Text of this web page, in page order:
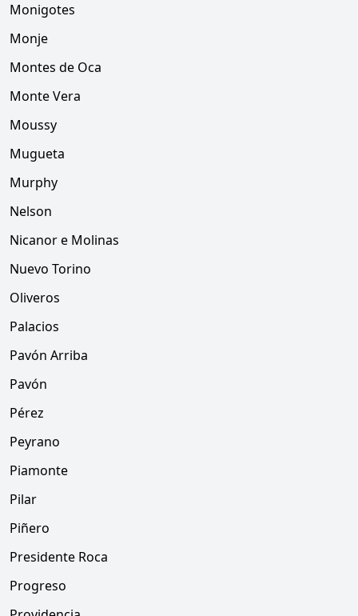
Monigotes
Monje
Montes de Oca
Monte Vera
Moussy
Mugueta
Murphy
Nelson
Nicanor e Molinas
Nuevo Torino
Oliveros
Palacios
Pavón Arriba
Pavón
Pérez
Peyrano
Piamonte
Pilar
Piñero
Presidente Roca
Progreso